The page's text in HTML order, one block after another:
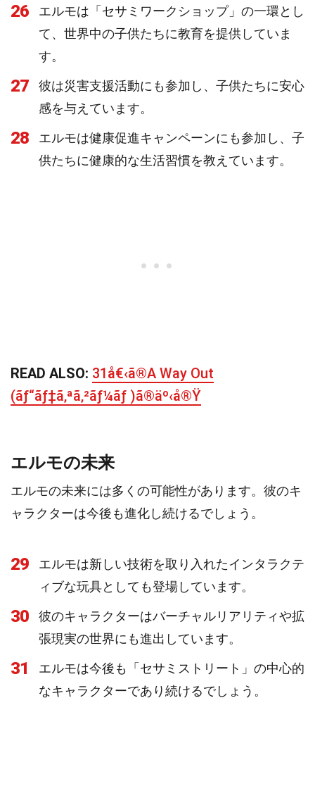
26
エルモは「セサミワークショップ」の一環とし
て、世界中の子供たちに教育を提供していま
す。
27
彼は災害支援活動にも参加し、子供たちに安心
感を与えています。
28
エルモは健康促進キャンペーンにも参加し、子
供たちに健康的な生活習慣を教えています。
READ ALSO: 31å€‹ã®A Way Out
(ãƒ“ãƒ‡ã‚ªã‚²ãƒ¼ãƒ )ã®äº‹å®Ÿ
エルモの未来
エルモの未来には多くの可能性があります。彼のキ
ャラクターは今後も進化し続けるでしょう。
29
エルモは新しい技術を取り入れたインタラクテ
ィブな玩具としても登場しています。
30
彼のキャラクターはバーチャルリアリティや拡
張現実の世界にも進出しています。
31
エルモは今後も「セサミストリート」の中心的
なキャラクターであり続けるでしょう。